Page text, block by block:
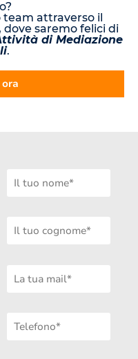
attraverso il
saremo felici di
di Mediazione
.